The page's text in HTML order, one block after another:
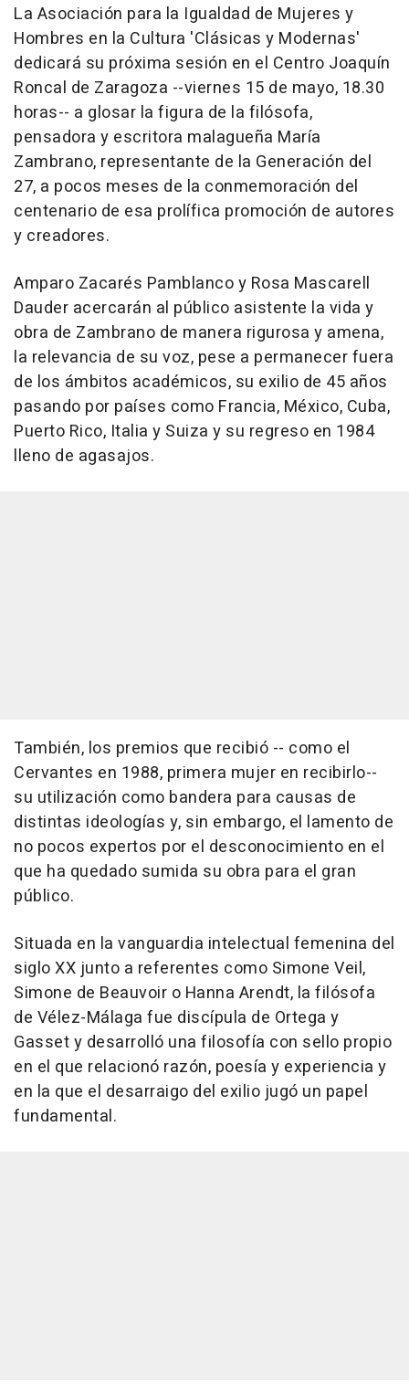
La Asociación para la Igualdad de Mujeres y
Hombres en la Cultura 'Clásicas y Modernas'
dedicará su próxima sesión en el Centro Joaquín
Roncal de Zaragoza --viernes 15 de mayo, 18.30
horas-- a glosar la figura de la filósofa,
pensadora y escritora malagueña María
Zambrano, representante de la Generación del
27, a pocos meses de la conmemoración del
centenario de esa prolífica promoción de autores
y creadores.
Amparo Zacarés Pamblanco y Rosa Mascarell
Dauder acercarán al público asistente la vida y
obra de Zambrano de manera rigurosa y amena,
la relevancia de su voz, pese a permanecer fuera
de los ámbitos académicos, su exilio de 45 años
pasando por países como Francia, México, Cuba,
Puerto Rico, Italia y Suiza y su regreso en 1984
lleno de agasajos.
También, los premios que recibió -- como el
Cervantes en 1988, primera mujer en recibirlo--
su utilización como bandera para causas de
distintas ideologías y, sin embargo, el lamento de
no pocos expertos por el desconocimiento en el
que ha quedado sumida su obra para el gran
público.
Situada en la vanguardia intelectual femenina del
siglo XX junto a referentes como Simone Veil,
Simone de Beauvoir o Hanna Arendt, la filósofa
de Vélez-Málaga fue discípula de Ortega y
Gasset y desarrolló una filosofía con sello propio
en el que relacionó razón, poesía y experiencia y
en la que el desarraigo del exilio jugó un papel
fundamental.